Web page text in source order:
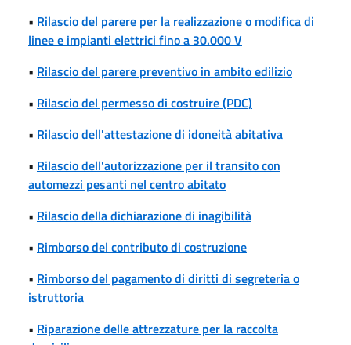
• Rilascio del parere per la realizzazione o modifica di
linee e impianti elettrici fino a 30.000 V
• Rilascio del parere preventivo in ambito edilizio
• Rilascio del permesso di costruire (PDC)
• Rilascio dell'attestazione di idoneità abitativa
• Rilascio dell'autorizzazione per il transito con
automezzi pesanti nel centro abitato
• Rilascio della dichiarazione di inagibilità
• Rimborso del contributo di costruzione
• Rimborso del pagamento di diritti di segreteria o
istruttoria
• Riparazione delle attrezzature per la raccolta